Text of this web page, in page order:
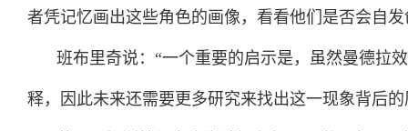
者凭记忆画出这些角色的画像，看看他们是否会自
班布里奇说：“一个重要的启示是，虽然曼德拉
释，因此未来还需要更多研究来找出这一现象背后的